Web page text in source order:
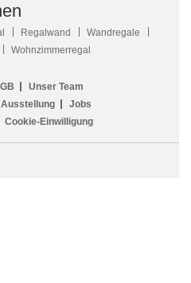
Regalwand
Wandregale
Wohnzimmerregal
Unser Team
Ausstellung
Jobs
Cookie-Einwilligung